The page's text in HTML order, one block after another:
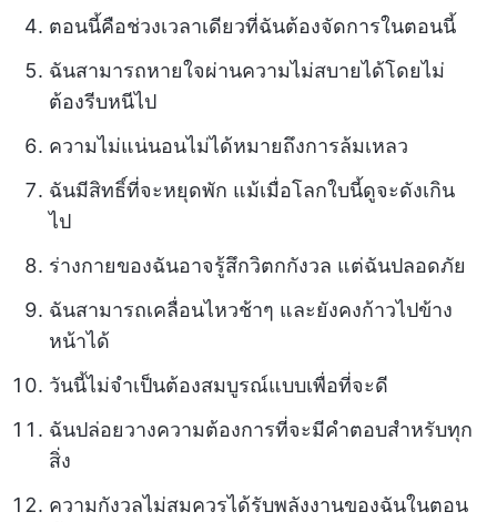
ตอนนี้คือช่วงเวลาเดียวที่ฉันต้องจัดการในตอนนี้
ฉันสามารถหายใจผ่านความไม่สบายได้โดยไม่
ต้องรีบหนีไป
ความไม่แน่นอนไม่ได้หมายถึงการล้มเหลว
ฉันมีสิทธิ์ที่จะหยุดพัก แม้เมื่อโลกใบนี้ดูจะดังเกิน
ไป
ร่างกายของฉันอาจรู้สึกวิตกกังวล แต่ฉันปลอดภัย
ฉันสามารถเคลื่อนไหวช้าๆ และยังคงก้าวไปข้าง
หน้าได้
วันนี้ไม่จำเป็นต้องสมบูรณ์แบบเพื่อที่จะดี
ฉันปล่อยวางความต้องการที่จะมีคำตอบสำหรับทุก
สิ่ง
ความกังวลไม่สมควรได้รับพลังงานของฉันในตอน